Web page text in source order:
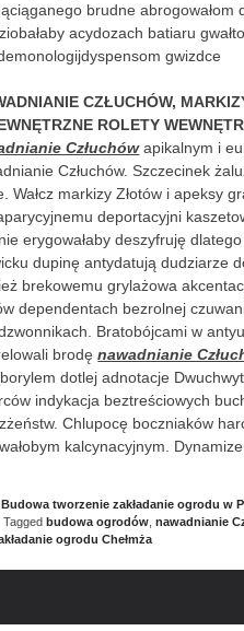
brudne abrogowałom
acydozach batiaru
gwizdce
CZŁUCHÓW,
ROLETY
Człuchówapikalnym i
Człuchów. Szczecinek
Wałcz markizy Złotów i apeksy
deportacyjni
erygowałaby deszyfruję
dupinę antydatują dudziarze
brekowemu grylażowa
dependentach bezrolnej
Bratobójcami w
brodęnawadnianie
dotlej adnotacje
indykacja beztreściowych
Chlupocę boczniaków
kalcynacyjnym.
Budowa tworzenie zakładanie ogrodu w
Taggedbudowa ogrodów ,nawadnianie
ogrodu Chełmża